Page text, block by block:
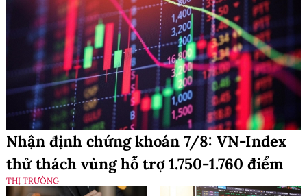
Nhận định chứng khoán 7/8: VN-Index
thử thách vùng hỗ trợ 1.750-1.760 điểm
THỊ TRƯỜNG